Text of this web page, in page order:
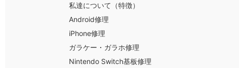
私達について（特徴）
Android修理
iPhone修理
ガラケー・ガラホ修理
Nintendo Switch基板修理